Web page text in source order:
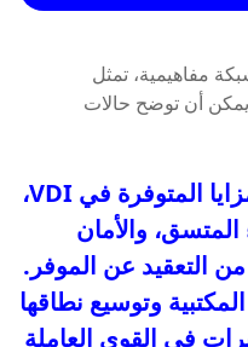
يوفر هذا النهج العديد من المزايا المتوفرة في VDI،
المتسق، والأمان
التعقيد عن الموفر.
وتوسيع نطاقها
في القوى العاملة